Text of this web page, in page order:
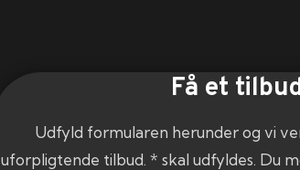
Få et
Udfyld formularen herunder og vi
uforpligtende tilbud. * skal udfyldes. Du